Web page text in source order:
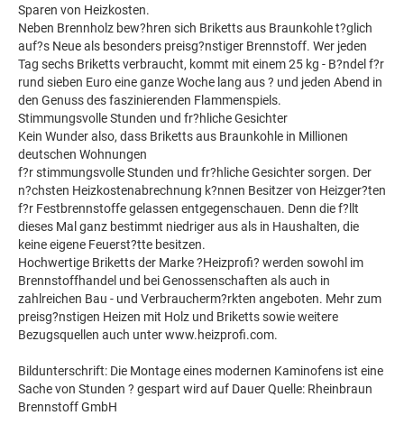
Sparen von Heizkosten.
Neben Brennholz bew?hren sich Briketts aus Braunkohle t?glich
auf?s Neue als besonders preisg?nstiger Brennstoff. Wer jeden
Tag sechs Briketts verbraucht, kommt mit einem 25 kg - B?ndel f?r
rund sieben Euro eine ganze Woche lang aus ? und jeden Abend in
den Genuss des faszinierenden Flammenspiels.
Stimmungsvolle Stunden und fr?hliche Gesichter
Kein Wunder also, dass Briketts aus Braunkohle in Millionen
deutschen Wohnungen
f?r stimmungsvolle Stunden und fr?hliche Gesichter sorgen. Der
n?chsten Heizkostenabrechnung k?nnen Besitzer von Heizger?ten
f?r Festbrennstoffe gelassen entgegenschauen. Denn die f?llt
dieses Mal ganz bestimmt niedriger aus als in Haushalten, die
keine eigene Feuerst?tte besitzen.
Hochwertige Briketts der Marke ?Heizprofi? werden sowohl im
Brennstoffhandel und bei Genossenschaften als auch in
zahlreichen Bau - und Verbraucherm?rkten angeboten. Mehr zum
preisg?nstigen Heizen mit Holz und Briketts sowie weitere
Bezugsquellen auch unter www.heizprofi.com.
Bildunterschrift: Die Montage eines modernen Kaminofens ist eine
Sache von Stunden ? gespart wird auf Dauer Quelle: Rheinbraun
Brennstoff GmbH